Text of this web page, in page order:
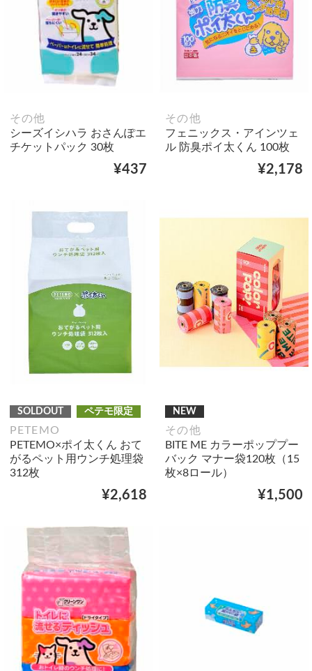
その他
シーズイシハラ おさんぽエ
チケットパック 30枚
¥437
その他
フェニックス・アインツェ
ル 防臭ポイ太くん 100枚
¥2,178
SOLDOUT ペテモ限定
PETEMO
PETEMO×ポイ太くん おて
がるペット用ウンチ処理袋
312枚
¥2,618
NEW
その他
BITE ME カラーポッププー
バック マナー袋120枚（15
枚×8ロール）
¥1,500